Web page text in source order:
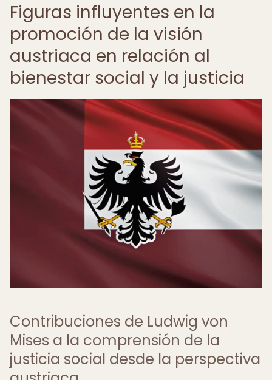
Figuras influyentes en la
promoción de la visión
austriaca en relación al
bienestar social y la justicia
Contribuciones de Ludwig von
Mises a la comprensión de la
justicia social desde la perspectiva